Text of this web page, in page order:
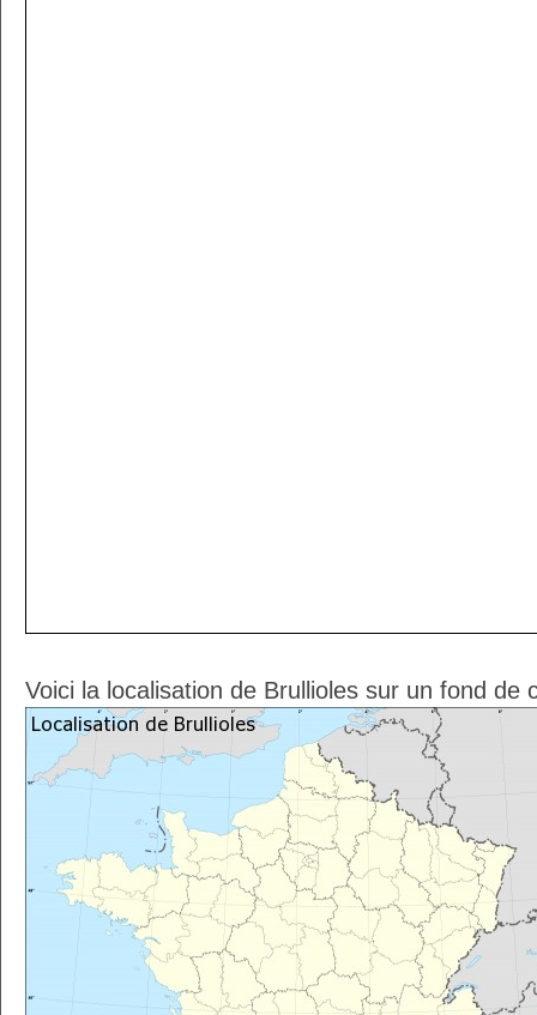
Voici la localisation de Brullioles sur un fond de